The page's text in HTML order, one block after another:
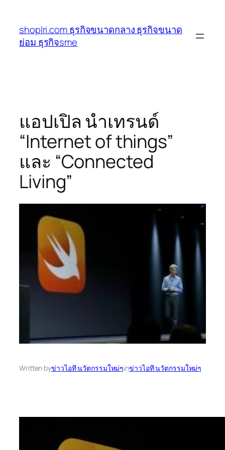
เนื้อหา
shoplri.com ธุรกิจขนาดกลาง ธุรกิจขนาด
ย่อม ธุรกิจsme
แอปเปิล นำเทรนด์
“Internet of things”
และ “Connected
Living”
Written byข่าวไอที นวัตกรรมใหม่ๆinข่าวไอที นวัตกรรมใหม่ๆ